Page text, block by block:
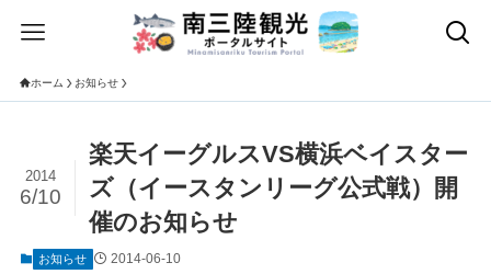
ホーム お知らせ
楽天イーグルスVS横浜ベイスター
ズ（イースタンリーグ公式戦）開
催のお知らせ
2014
6/10
お知らせ 2014-06-10